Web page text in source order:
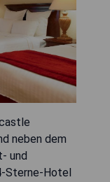
neben dem
und
Sterne-Hotel